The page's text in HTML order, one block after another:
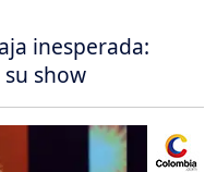
inesperada:
show